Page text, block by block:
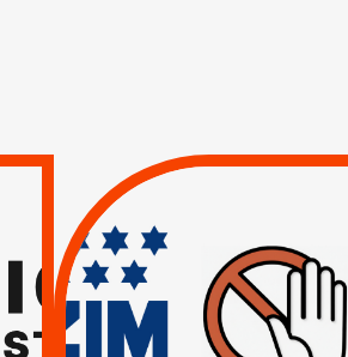
RESPECT DU DROIT
INTERNATIONAL ?
TRUMP, MACRON :
MÊME COMBAT